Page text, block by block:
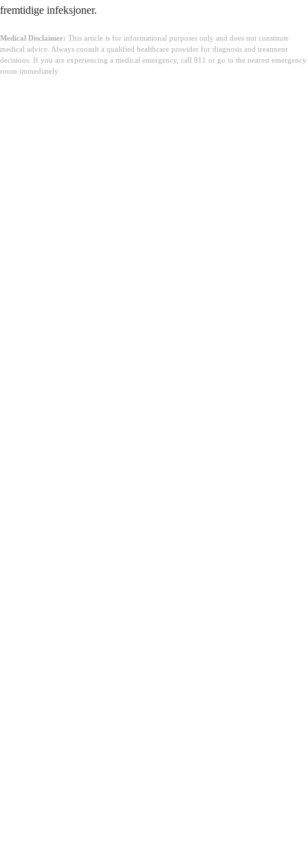
fremtidige infeksjoner.
Medical Disclaimer: This article is for informational purposes only and does not constitute
medical advice. Always consult a qualified healthcare provider for diagnosis and treatment
decisions. If you are experiencing a medical emergency, call 911 or go to the nearest emergency
room immediately.